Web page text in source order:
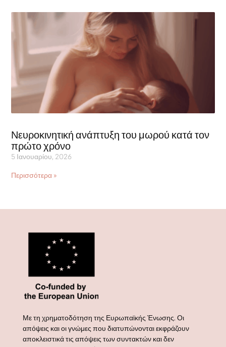
Νευροκινητική ανάπτυξη του μωρού κατά τον
πρώτο χρόνο
5 Ιανουαρίου, 2026
Περισσότερα »
Με τη χρηματοδότηση της Ευρωπαϊκής Ένωσης. Οι
απόψεις και οι γνώμες που διατυπώνονται εκφράζουν
αποκλειστικά τις απόψεις των συντακτών και δεν